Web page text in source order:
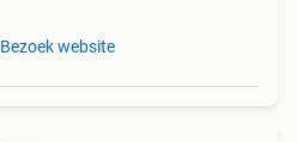
Bezoek website